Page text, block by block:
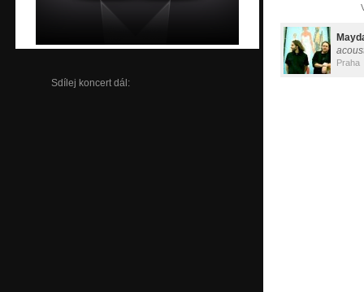
Sdílej koncert dál:
Praha